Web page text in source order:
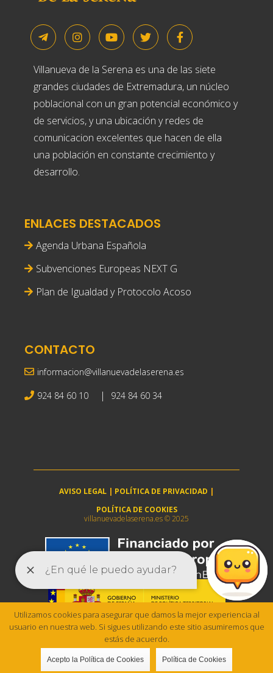
Villanueva de la Serena es una de las siete
grandes ciudades de Extremadura, un núcleo
poblacional con un gran potencial económico y
de servicios, y una ubicación y redes de
comunicacion excelentes que hacen de ella
una población en constante crecimiento y
desarrollo.
ENLACES DESTACADOS
Agenda Urbana Española
Subvenciones Europeas NEXT G
Plan de Igualdad y Protocolo Acoso
CONTACTO
informacion@villanuevadelaserena.es
924 84 60 10 | 924 84 60 34
AVISO LEGAL | POLÍTICA DE PRIVACIDAD |
POLÍTICA DE COOKIES
villanuevadelaserena.es © 2025
Utilizamos cookies para asegurar que damos la mejor experiencia al
usuario en nuestra web. Si sigues utilizando este sitio asumiremos que
estás de acuerdo.
Acepto la Política de Cookies Política de Cookies